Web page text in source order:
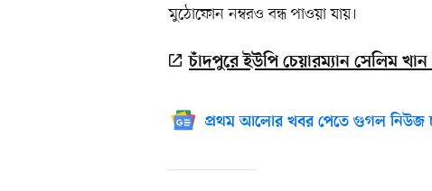
মুঠোফোন নম্বরও বন্ধ পাওয়া যায়।
চাঁদপুরে ইউপি চেয়ারম্যান সেলিম
প্রথম আলোর খবর পেতে গুগল নিউজ